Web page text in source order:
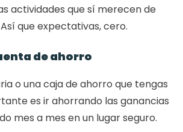
actividades que sí merecen de
que expectativas, cero.
de ahorro
o una caja de ahorro que tengas
es ir ahorrando las ganancias
mes a mes en un lugar seguro.